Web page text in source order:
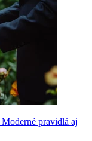
pravidlá aj